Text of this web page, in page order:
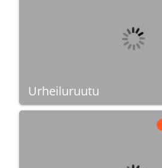
Urheiluruutu